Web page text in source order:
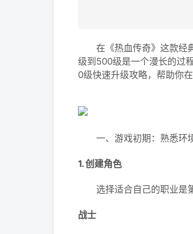
在《热血传奇》这款经典
级到500级是一个漫长的过
0级快速升级攻略，帮助你
一、游戏初期：熟悉环
1. 创建角色
选择适合自己的职业是第
战士